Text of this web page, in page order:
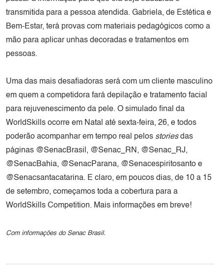
transmitida para a pessoa atendida. Gabriela, de Estética e
Bem-Estar, terá provas com materiais pedagógicos como a
mão para aplicar unhas decoradas e tratamentos em
pessoas.
Uma das mais desafiadoras será com um cliente masculino
em quem a competidora fará depilação e tratamento facial
para rejuvenescimento da pele. O simulado final da
WorldSkills ocorre em Natal até sexta-feira, 26, e todos
poderão acompanhar em tempo real pelos storiesdas
páginas @SenacBrasil, @Senac_RN, @Senac_RJ,
@SenacBahia, @SenacParana, @Senacespiritosanto e
@Senacsantacatarina. E claro, em poucos dias, de 10 a 15
de setembro, começamos toda a cobertura para a
WorldSkills Competition. Mais informações em breve!
Com informações do Senac Brasil.